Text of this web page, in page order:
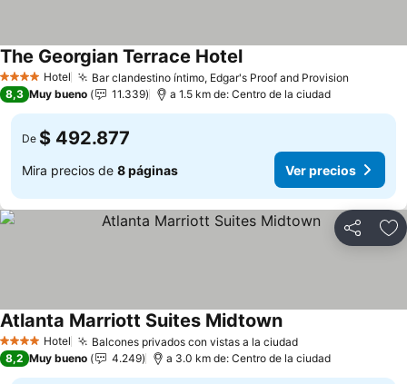
4 EstrellasHotel Bar clandestino íntimo, Edgar's Proof and Provision
The Georgian Terrace Hotel
8,3 Muy bueno 11.339 a 1.5 km de: Centro de la ciudad
De $ 492.877
Mira precios de 8 páginas Ver precios
Compartir
4 EstrellasHotel Balcones privados con vistas a la ciudad
Atlanta Marriott Suites Midtown
8,2 Muy bueno 4.249 a 3.0 km de: Centro de la ciudad